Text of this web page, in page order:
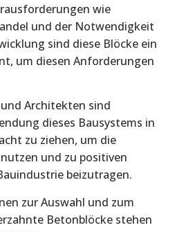
wie
und der Notwendigkeit
sind diese Blöcke ein
um diesen Anforderungen
Architekten sind
dieses Bausystems in
zu ziehen, um die
und zu positiven
beizutragen.
zur Auswahl und zum
Betonblöcke stehen